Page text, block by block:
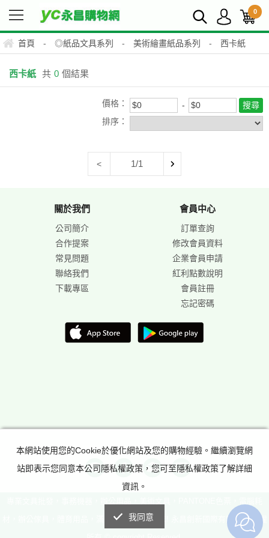
0
首頁 - ◎紙品文具系列 - 美術繪畫紙品系列 - 西卡紙
西卡紙 共 0 個結果
價格：
排序：
< 1/1
關於我們
公司簡介
合作提案
常見問題
聯絡我們
下載專區
會員中心
訂單查詢
修改會員資料
企業會員申請
紅利點數說明
會員註冊
忘記密碼
材，辦公傢具，體育用品，滿足所有辦公室需求! 永昌創新國際有限公司 版權
本網站使用您的Cookie於優化網站及您的購物經驗。繼續瀏覽網
站即表示您同意本公司隱私權政策，您可至隱私權政策了解詳細
資訊。
我同意